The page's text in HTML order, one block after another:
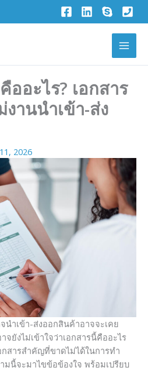
ออะไร? เอกสาร
านนำเข้า-ส่ง
2026
นำเข้า-ส่งออกสินค้าอาจจะเคย
จยังไม่เข้าใจว่าเอกสารนี้คืออะไร
สารสำคัญที่ขาดไม่ได้ในการทำ
มนี้จะมาไขข้อข้องใจ พร้อมเปรียบ